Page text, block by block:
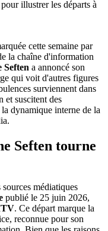
cette semaine par
la chaîne d'information
Seften a annoncé son
qui voit d'autres figures
surviennent dans
et suscitent des
dynamique interne de la
Seften tourne
médiatiques
publié le 25 juin 2026,
. Ce départ marque la
reconnue pour son